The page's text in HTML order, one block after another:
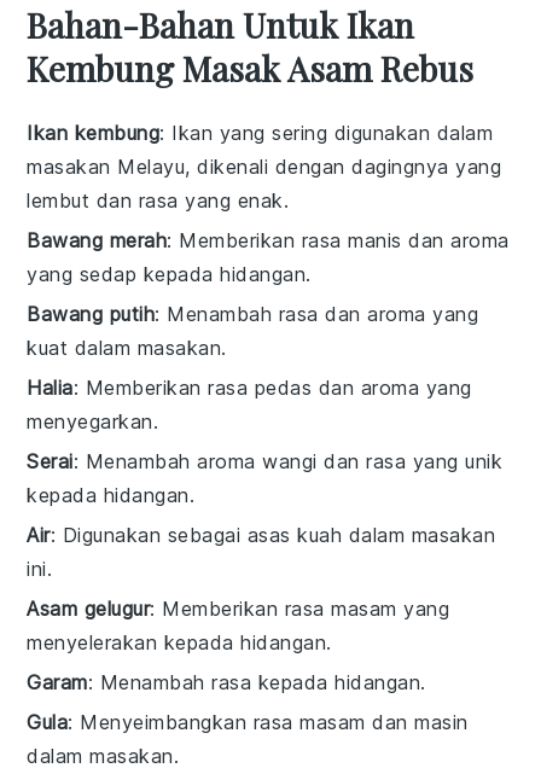
Bahan-Bahan Untuk Ikan
Kembung Masak Asam Rebus
Ikan kembung: Ikan yang sering digunakan dalam
masakan Melayu, dikenali dengan dagingnya yang
lembut dan rasa yang enak.
Bawang merah: Memberikan rasa manis dan aroma
yang sedap kepada hidangan.
Bawang putih: Menambah rasa dan aroma yang
kuat dalam masakan.
Halia: Memberikan rasa pedas dan aroma yang
menyegarkan.
Serai: Menambah aroma wangi dan rasa yang unik
kepada hidangan.
Air: Digunakan sebagai asas kuah dalam masakan
ini.
Asam gelugur: Memberikan rasa masam yang
menyelerakan kepada hidangan.
Garam: Menambah rasa kepada hidangan.
Gula: Menyeimbangkan rasa masam dan masin
dalam masakan.